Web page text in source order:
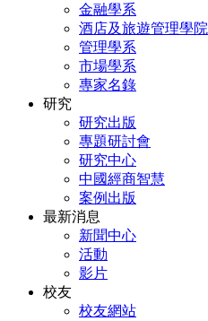
金融學系
酒店及旅遊管理學院
管理學系
市場學系
專家名錄
研究
研究出版
專題研討會
研究中心
中國經商智慧
案例出版
最新消息
新聞中心
活動
影片
校友
校友網站